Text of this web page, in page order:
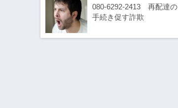
080-6292-2413 再配達の
手続き促す詐欺